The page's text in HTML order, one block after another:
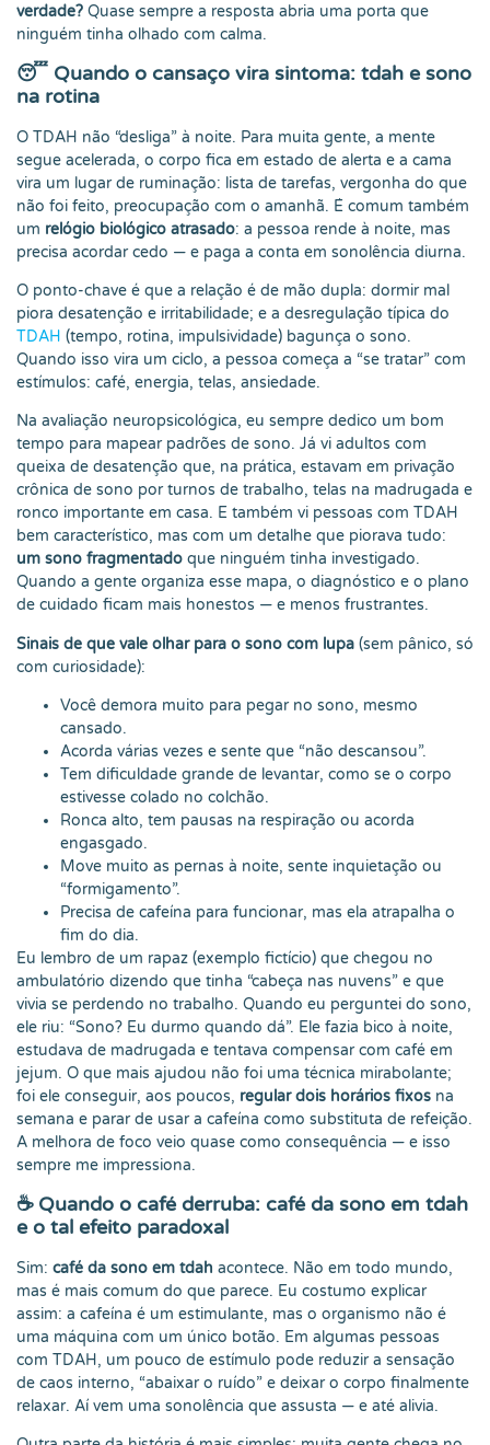
verdade? Quase sempre a resposta abria uma porta que
ninguém tinha olhado com calma.
😴 Quando o cansaço vira sintoma: tdah e sono
na rotina
O TDAH não “desliga” à noite. Para muita gente, a mente
segue acelerada, o corpo fica em estado de alerta e a cama
vira um lugar de ruminação: lista de tarefas, vergonha do que
não foi feito, preocupação com o amanhã. É comum também
um relógio biológico atrasado: a pessoa rende à noite, mas
precisa acordar cedo — e paga a conta em sonolência diurna.
O ponto-chave é que a relação é de mão dupla: dormir mal
piora desatenção e irritabilidade; e a desregulação típica do
TDAH (tempo, rotina, impulsividade) bagunça o sono.
Quando isso vira um ciclo, a pessoa começa a “se tratar” com
estímulos: café, energia, telas, ansiedade.
Na avaliação neuropsicológica, eu sempre dedico um bom
tempo para mapear padrões de sono. Já vi adultos com
queixa de desatenção que, na prática, estavam em privação
crônica de sono por turnos de trabalho, telas na madrugada e
ronco importante em casa. E também vi pessoas com TDAH
bem característico, mas com um detalhe que piorava tudo:
um sono fragmentado que ninguém tinha investigado.
Quando a gente organiza esse mapa, o diagnóstico e o plano
de cuidado ficam mais honestos — e menos frustrantes.
Sinais de que vale olhar para o sono com lupa (sem pânico, só
com curiosidade):
Você demora muito para pegar no sono, mesmo
cansado.
Acorda várias vezes e sente que “não descansou”.
Tem dificuldade grande de levantar, como se o corpo
estivesse colado no colchão.
Ronca alto, tem pausas na respiração ou acorda
engasgado.
Move muito as pernas à noite, sente inquietação ou
“formigamento”.
Precisa de cafeína para funcionar, mas ela atrapalha o
fim do dia.
Eu lembro de um rapaz (exemplo fictício) que chegou no
ambulatório dizendo que tinha “cabeça nas nuvens” e que
vivia se perdendo no trabalho. Quando eu perguntei do sono,
ele riu: “Sono? Eu durmo quando dá”. Ele fazia bico à noite,
estudava de madrugada e tentava compensar com café em
jejum. O que mais ajudou não foi uma técnica mirabolante;
foi ele conseguir, aos poucos, regular dois horários fixos na
semana e parar de usar a cafeína como substituta de refeição.
A melhora de foco veio quase como consequência — e isso
sempre me impressiona.
☕ Quando o café derruba: café da sono em tdah
e o tal efeito paradoxal
Sim: café da sono em tdah acontece. Não em todo mundo,
mas é mais comum do que parece. Eu costumo explicar
assim: a cafeína é um estimulante, mas o organismo não é
uma máquina com um único botão. Em algumas pessoas
com TDAH, um pouco de estímulo pode reduzir a sensação
de caos interno, “abaixar o ruído” e deixar o corpo finalmente
relaxar. Aí vem uma sonolência que assusta — e até alivia.